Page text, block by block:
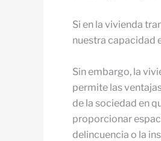
Si en la vivienda
nuestra capacidad
Sin embargo, la
permite las
de la sociedad en
proporcionar
delincuencia o la